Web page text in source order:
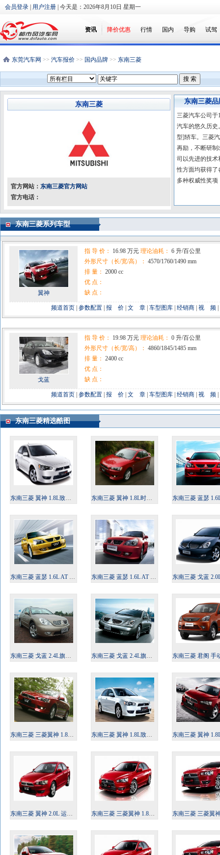
会员登录 用户注册 | 今天是： 2026年8月10日 星期一
资讯 降价优惠 行情 国内 导购 试驾
东莞汽车网 >> 汽车报价 >> 国内品牌 >> 东南三菱
东南三菱
官方网站： 东南三菱官方网站
官方电话：
东南三菱
三菱汽车公司于
汽车的悠久历史
型]轿车。三菱
再励，不断研制
司以先进的技术
性方面均获得了
多种权威性奖
东南三菱系列车型
翼神
指 导 价： 16.98 万元理论油耗： 6 升/百公里
外形尺寸（长/宽/高）： 4570/1760/1490 mm
排 量： 2000 cc
优 点：
缺 点：
频道首页| 参数配置| 报 价| 文 章| 车型图库| 经销商| 视 频|
戈蓝
指 导 价： 19.98 万元理论油耗： 0 升/百公里
外形尺寸（长/宽/高）： 4860/1845/1485 mm
排 量： 2400 cc
优 点：
缺 点：
频道首页| 参数配置| 报 价| 文 章| 车型图库| 经销商| 视 频|
东南三菱精选酷图
东南三菱 翼神 1.8L致尚版 限量款CVT 2011款 东南三菱 翼神 1.8L时尚版 睿智型MT 2010款 东南三菱 蓝瑟 1.6L MT SEI舒适
东南三菱 蓝瑟 1.6L AT SEI舒适运动型 2010款 东南三菱 蓝瑟 1.6L AT EXT豪华型 2010款 东南三菱 戈蓝 2.0L精锐版
东南三菱 戈蓝 2.4L旗舰升级版 2009款 东南三菱 戈蓝 2.4L旗舰韵动版 2009款 东南三菱 君阁 手动挡 五座 经典
东南三菱 三菱翼神 1.8L时尚版 舒适型MT 2010款 东南三菱 翼神 1.8L致尚版 豪华型MT 2010款 东南三菱 翼神 1.8L时尚版 舒适型CVT
东南三菱 翼神 2.0L 运动版 旗舰型CVT 2010款 东南三菱 三菱翼神 1.8L 手动 时尚版 睿智型 2012款 东南三菱 三菱翼神 1.8L 手动 时尚版 舒适